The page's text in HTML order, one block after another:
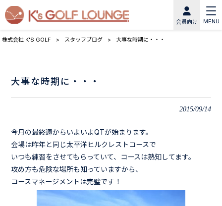
会員向け MENU
株式会社 K'S GOLF > スタッフブログ > 大事な時期に・・・
大事な時期に・・・
2015/09/14
今月の最終週からいよいよQTが始まります。
会場は昨年と同じ太平洋ヒルクレストコースで
いつも練習をさせてもらっていて、コースは熟知してます。
攻め方も危険な場所も知っていますから、
コースマネージメントは完璧です！